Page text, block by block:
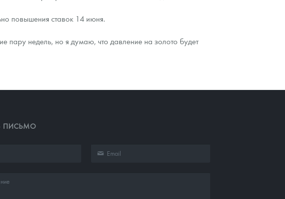
повышения ставок 14 июня.
пару недель, но я думаю, что давление на золото будет
ПИСЬМО